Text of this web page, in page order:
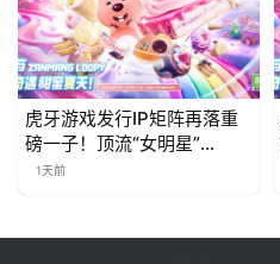
虎牙游戏发行IP矩阵再落重
磅一子！顶流“女明星”
ZANMANG LOOPY 正版3D
1天前